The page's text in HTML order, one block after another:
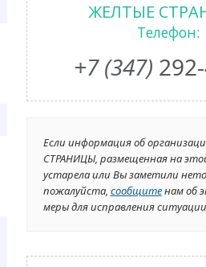
ЖЕЛТЫЕ
Телефон:
+7 (347)
Если информация об
СТРАНИЦЫ, размещенная на
устарела или Вы заметили
пожалуйста, сообщитенам об
меры для исправления